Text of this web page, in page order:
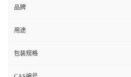
品牌
用途
包装规格